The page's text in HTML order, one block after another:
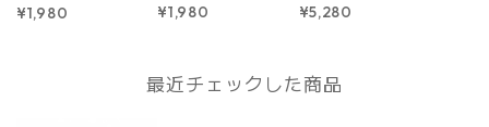
¥1,980 ¥1,980 ¥5,280
最近チェックした商品